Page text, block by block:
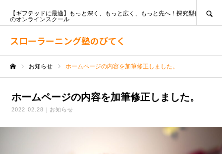
スローラーニング塾のびてく
【ギフテッドに最適】もっと深く、もっと広く、もっと先へ！探究型個別指導
のオンラインスクール
お知らせ ホームページの内容を加筆修正しました。
ホームページの内容を加筆修正しました。
2022.02.28 お知らせ